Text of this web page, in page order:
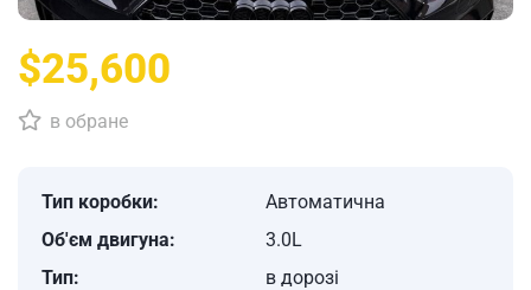
$25,600
в обране
Тип коробки:
Автоматична
Об'єм двигуна:
3.0L
Тип:
в дорозі